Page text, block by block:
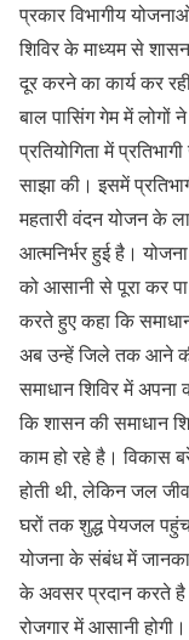
प्रकार विभागीय
शिविर के माध्यम से
दूर करने का कार्य कर
बाल पासिंग गेम में लोगों
प्रतियोगिता में
साझा की। इसमें
महतारी वंदन योजन के
आत्मनिर्भर हुई है।
को आसानी से पूरा कर
करते हुए कहा कि
अब उन्हें जिले तक आने
समाधान शिविर में अपना
कि शासन की समाधान
काम हो रहे है। विकास
होती थी, लेकिन जल
घरों तक शुद्ध पेयजल
योजना के संबंध में
के अवसर प्रदान करते
रोजगार में आसानी